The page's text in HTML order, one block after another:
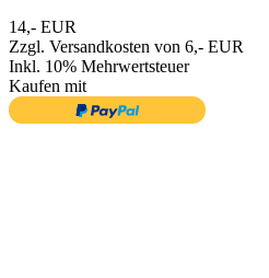
14,- EUR
Zzgl. Versandkosten von 6,- EUR
Inkl. 10% Mehrwertsteuer
Kaufen mit